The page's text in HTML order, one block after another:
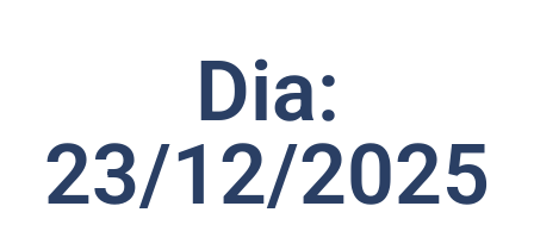
Dia:
23/12/2025